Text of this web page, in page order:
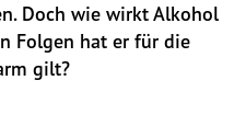
Doch wie wirkt Alkohol
Folgen hat er für die
gilt?